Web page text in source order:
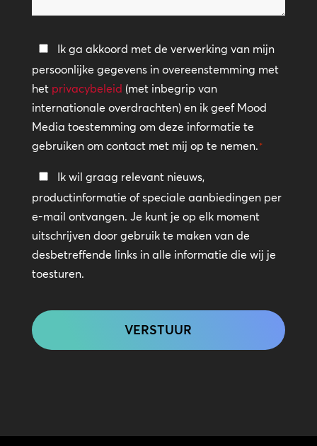
helpen?
Privacybeleid
*
Ik ga akkoord met de verwerking van mijn
persoonlijke gegevens in overeenstemming met
het privacybeleid (met inbegrip van
internationale overdrachten) en ik geef Mood
Media toestemming om deze informatie te
gebruiken om contact met mij op te nemen.*
Blijf
in
contact
Ik wil graag relevant nieuws,
productinformatie of speciale aanbiedingen per
e-mail ontvangen. Je kunt je op elk moment
uitschrijven door gebruik te maken van de
desbetreffende links in alle informatie die wij je
toesturen.